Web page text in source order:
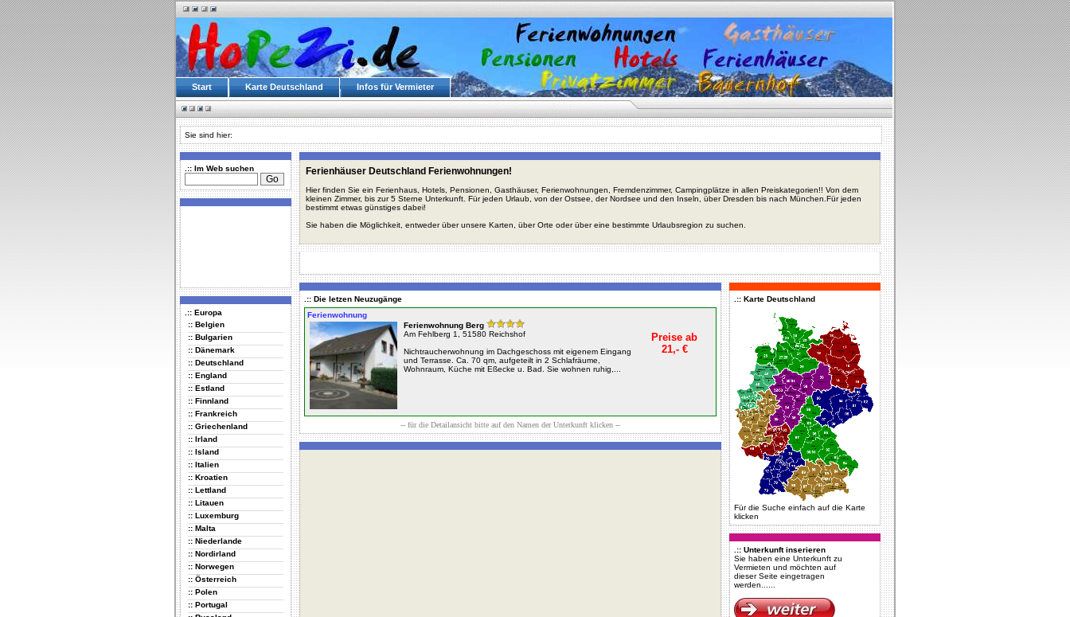
Start Karte Deutschland Infos für Vermieter
Sie sind hier:
.:: Im Web suchen
.:: Europa
:: Belgien
:: Bulgarien
:: Dänemark
:: Deutschland
:: England
:: Estland
:: Finnland
:: Frankreich
:: Griechenland
:: Irland
:: Island
:: Italien
:: Kroatien
:: Lettland
:: Litauen
:: Luxemburg
:: Malta
:: Niederlande
:: Nordirland
:: Norwegen
:: Österreich
:: Polen
:: Portugal
Ferienhäuser Deutschland Ferienwohnungen!
Hier finden Sie ein Ferienhaus, Hotels, Pensionen, Gasthäuser, Ferienwohnungen, Fremdenzimmer, Campingplätze in allen Preiskategorien!! Von dem
kleinen Zimmer, bis zur 5 Sterne Unterkunft. Für jeden Urlaub, von der Ostsee, der Nordsee und den Inseln, über Dresden bis nach München.Für jeden
bestimmt etwas günstiges dabei!
Sie haben die Möglichkeit, entweder über unsere Karten, über Orte oder über eine bestimmte Urlaubsregion zu suchen.
.:: Die letzen Neuzugänge
Ferienwohnung
Ferienwohnung Berg
Am Fehlberg 1, 51580 Reichshof
Nichtraucherwohnung im Dachgeschoss mit eigenem Eingang
und Terrasse. Ca. 70 qm, aufgeteilt in 2 Schlafräume,
Wohnraum, Küche mit Eßecke u. Bad. Sie wohnen ruhig,...
Preise ab
21,- €
-- für die Detailansicht bitte auf den Namen der Unterkunft klicken --
.:: Karte Deutschland
Für die Suche einfach auf die Karte
klicken
.:: Unterkunft inserieren
Sie haben eine Unterkunft zu
Vermieten und möchten auf
dieser Seite eingetragen
werden......